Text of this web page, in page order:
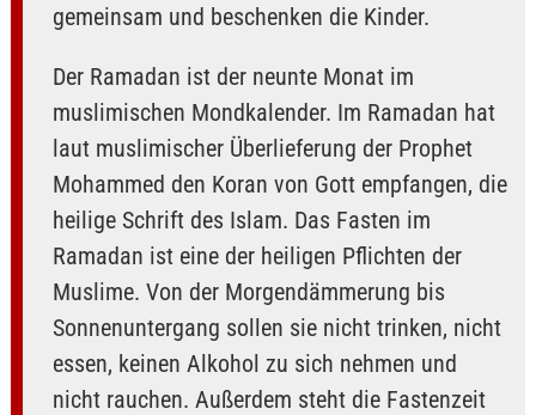
gemeinsam und beschenken die Kinder.
Der Ramadan ist der neunte Monat im
muslimischen Mondkalender. Im Ramadan hat
laut muslimischer Überlieferung der Prophet
Mohammed den Koran von Gott empfangen, die
heilige Schrift des Islam. Das Fasten im
Ramadan ist eine der heiligen Pflichten der
Muslime. Von der Morgendämmerung bis
Sonnenuntergang sollen sie nicht trinken, nicht
essen, keinen Alkohol zu sich nehmen und
nicht rauchen. Außerdem steht die Fastenzeit